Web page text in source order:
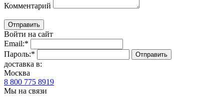
Комментарий
Войти на сайт
Email:*
Пароль:*
доставка в:
Москва
8 800 775 8919
Мы на связи